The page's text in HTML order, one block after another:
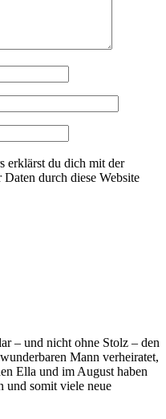
erklärst du dich mit der
durch diese Website
– und nicht ohne Stolz – den
Mann verheiratet,
Ella und im August haben
und somit viele neue